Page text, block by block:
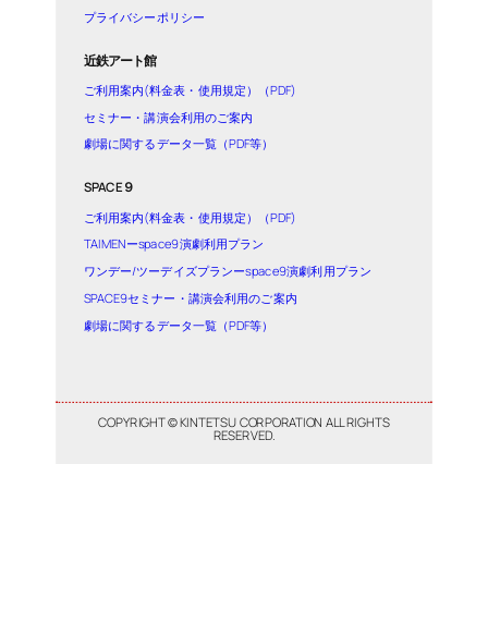
プライバシーポリシー
近鉄アート館
ご利用案内(料金表・使用規定）（PDF)
セミナー・講演会利用のご案内
劇場に関するデータ一覧（PDF等）
SPACE９
ご利用案内(料金表・使用規定）（PDF)
TAIMENーspace9演劇利用プラン
ワンデー/ツーデイズプランーspace9演劇利用プラン
SPACE9セミナー・講演会利用のご案内
劇場に関するデータ一覧（PDF等）
COPYRIGHT © KINTETSU CORPORATION ALL RIGHTS
RESERVED.